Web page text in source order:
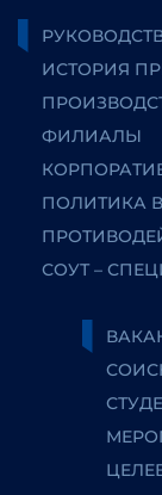
ИСТОРИЯ
ФИЛИАЛЫ
ПОЛИТИКА
СОУТ –